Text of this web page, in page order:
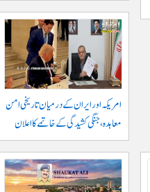
امریکہ اور ایران کے درمیان تاریخی امن
معاہدہ، جنگی کشیدگی کے خاتمے کا اعلان